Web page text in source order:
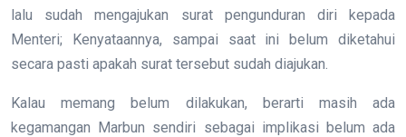
lalu sudah mengajukan surat pengunduran diri kepada
Menteri; Kenyataannya, sampai saat ini belum diketahui
secara pasti apakah surat tersebut sudah diajukan.
Kalau memang belum dilakukan, berarti masih ada
kegamangan Marbun sendiri sebagai implikasi belum ada